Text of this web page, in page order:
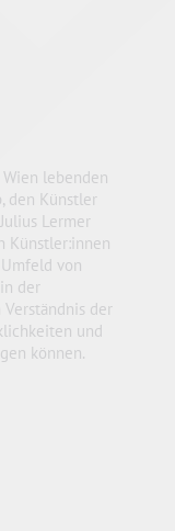
lebenden
den Künstler
Lermer
Künstler:innen
von
der
der
und
können.